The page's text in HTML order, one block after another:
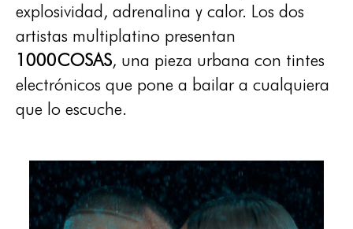
explosividad, adrenalina y calor. Los dos
artistas multiplatino presentan
1000COSAS, una pieza urbana con tintes
electrónicos que pone a bailar a cualquiera
que lo escuche.